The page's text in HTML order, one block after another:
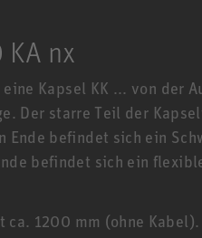
nx
Kapsel KK ... von der
Der starre Teil der
Ende befindet sich ein
befindet sich ein
ca. 1200 mm (ohne Kabel).